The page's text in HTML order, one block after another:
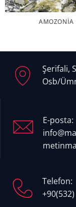
AMOZONIA
Şerifali,
Osb/
E-posta:
Telefon: